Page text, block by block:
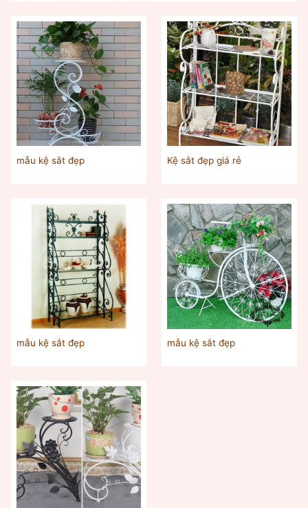
mẫu kệ sắt đẹp Kệ sắt đẹp giá rẻ
mẫu kệ sắt đẹp mẫu kệ sắt đẹp